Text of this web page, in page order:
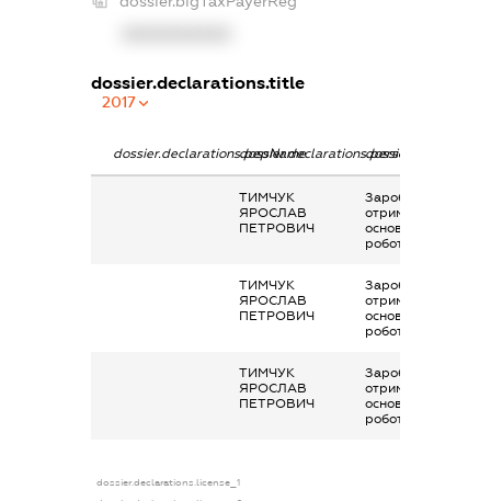
dossier.declarations.title
2017
dossier.declarations.pepNamedossier.declarations.personName
ТИМЧУК
ЯРОСЛАВ
ПЕТРОВИЧ
Заробітна плата
отримана за
основним місцем
роботи
ТИМЧУК
ЯРОСЛАВ
ПЕТРОВИЧ
Заробітна плата
отримана за
основним місцем
роботи
ТИМЧУК
ЯРОСЛАВ
ПЕТРОВИЧ
Заробітна плата
отримана за
основним місцем
роботи
dossier.declarations.license_1